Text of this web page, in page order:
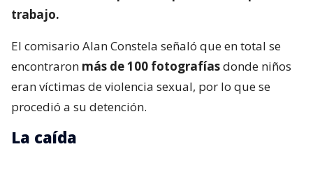
trabajo.
El comisario Alan Constela señaló que en total se
encontraron más de 100 fotografíasdonde niños
eran víctimas de violencia sexual, por lo que se
procedió a su detención.
La caída